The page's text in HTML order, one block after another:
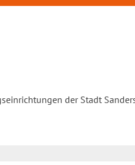
der Stadt